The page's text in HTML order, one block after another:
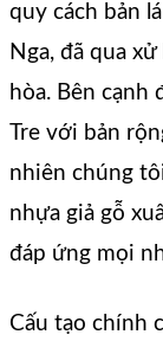
quy cách bản
Nga, đã qua
hòa. Bên cạnh
Tre với bản
nhiên chúng
nhựa giả gỗ
đáp ứng mọi
Cấu tạo chính